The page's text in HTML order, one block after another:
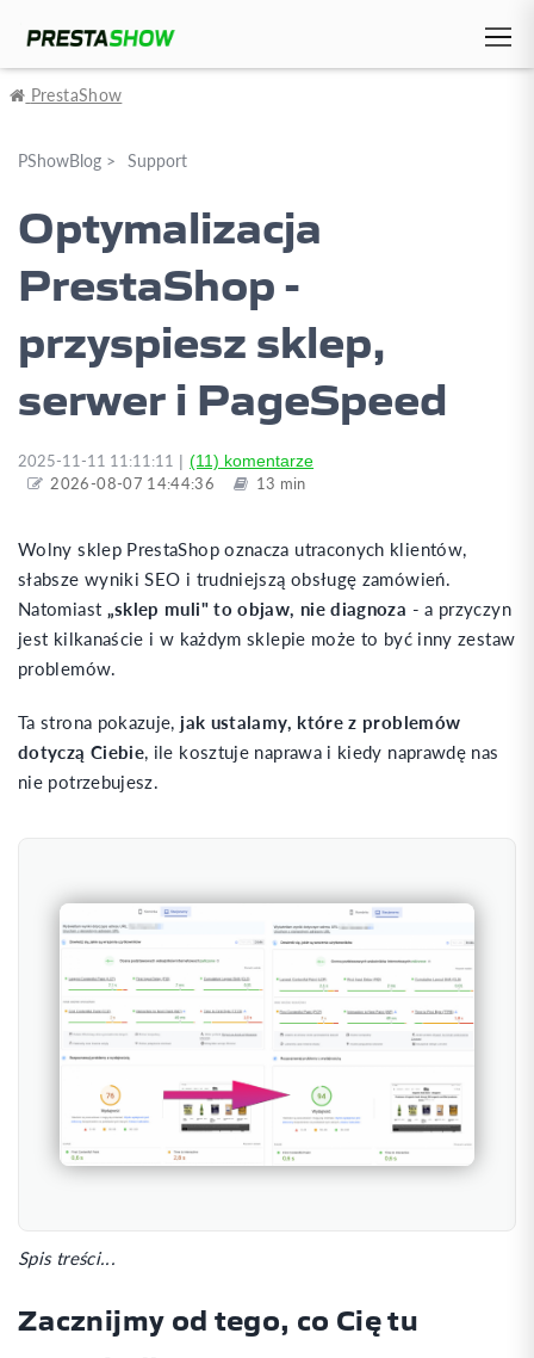
PrestaShow
Support
Optymalizacja
PrestaShop -
przyspiesz sklep,
serwer i PageSpeed
2025-11-11 11:11:11 (11)
2026-08-07 14:44:36 13 min
Wolny sklep PrestaShop oznacza utraconych klientów,
słabsze wyniki SEO i trudniejszą obsługę zamówień.
Natomiast „sklep muli" to objaw, nie diagnoza - a przyczyn
jest kilkanaście i w każdym sklepie może to być inny zestaw
problemów.
Ta strona pokazuje,jak ustalamy, które z problemów
dotyczą Ciebie, ile kosztuje naprawa i kiedy naprawdę nas
nie potrzebujesz.
Spis treści...
Zacznijmy od tego, co Cię tu